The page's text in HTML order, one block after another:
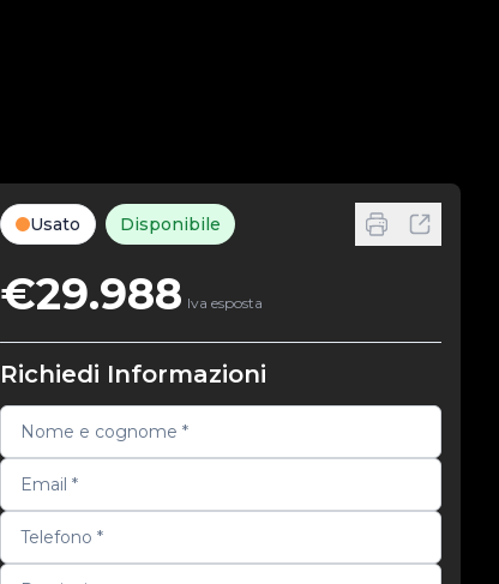
Usato Disponibile
€29.988 Iva esposta
Richiedi Informazioni